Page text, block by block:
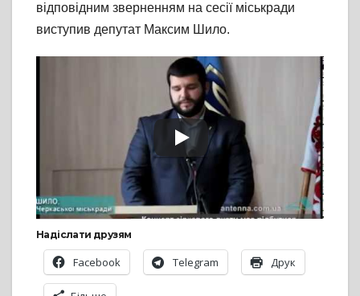
відповідним зверненням на сесії міськради
виступив депутат Максим Шило.
Надіслати друзям
Facebook Telegram Друк